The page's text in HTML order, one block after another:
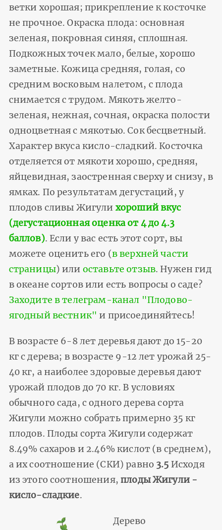
ветки хорошая; прикрепление к косточке
не прочное. Окраска плода: основная
зеленая, покровная синяя, сплошная.
Подкожных точек мало, белые, хорошо
заметные. Кожица средняя, голая, со
средним восковым налетом, с плода
снимается с трудом. Мякоть желто-
зеленая, нежная, сочная, окраска полости
одноцветная с мякотью. Сок бесцветный.
Характер вкуса кисло-сладкий. Косточка
отделяется от мякоти хорошо, средняя,
яйцевидная, заостренная сверху и снизу, в
ямках. По результатам дегустаций, у
плодов сливы Жигули хороший вкус
(дегустационная оценка от 4 до 4.3
баллов). Если у вас есть этот сорт, вы
можете оценить его (в верхней части
страницы) или оставьте отзыв. Нужен гид
в океане сортов или есть вопросы о саде?
Заходите в телеграм-канал "Плодово-
ягодный вестник" и присоединяйтесь!
В возрасте 6-8 лет деревья дают до 15-20
кг с дерева; в возрасте 9-12 лет урожай 25-
40 кг, а наиболее здоровые деревья дают
урожай плодов до 70 кг. В условиях
обычного сада, с одного дерева сорта
Жигули можно собрать примерно 35 кг
плодов. Плоды сорта Жигули содержат
8.49% сахаров и 2.46% кислот (в среднем),
а их соотношение (СКИ) равно 3.5 Исходя
из этого соотношения, плоды Жигули -
кисло-сладкие.
Дерево